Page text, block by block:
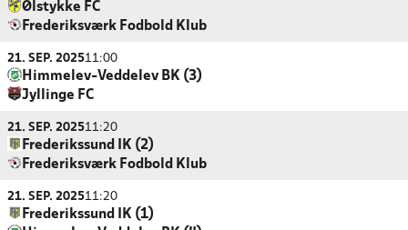
Ølstykke FC
Frederiksværk Fodbold Klub
21. SEP. 202511:00
Himmelev-Veddelev BK (3)
Jyllinge FC
21. SEP. 202511:20
Frederikssund IK (2)
Frederiksværk Fodbold Klub
21. SEP. 202511:20
Frederikssund IK (1)